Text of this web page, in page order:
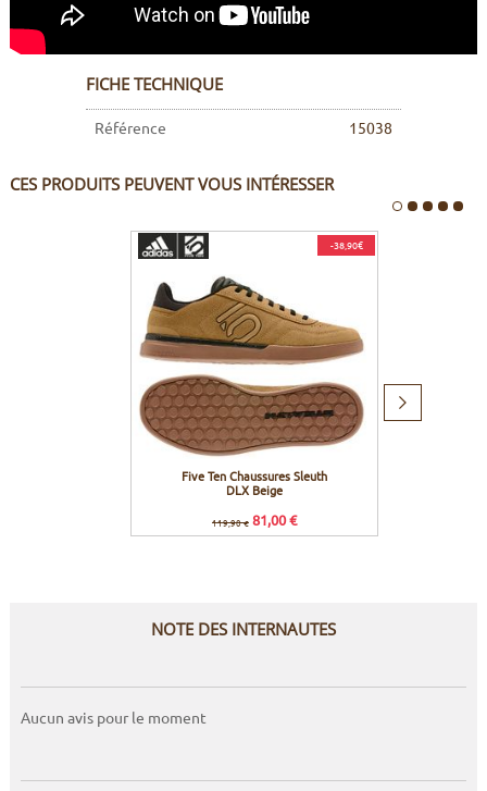
FICHE TECHNIQUE
Référence 15038
CES PRODUITS PEUVENT VOUS INTÉRESSER
-38,90€
Five Ten Chaussures Sleuth
DLX Beige
119,90 € 81,00 €
Produit
NOTE DES INTERNAUTES
Aucun avis pour le moment